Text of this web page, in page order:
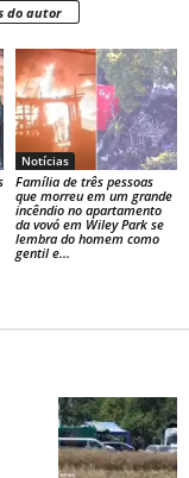
do autor
Notícias
Família de três pessoas
que morreu em um grande
incêndio no apartamento
da vovó em Wiley Park se
lembra do homem como
gentil e...